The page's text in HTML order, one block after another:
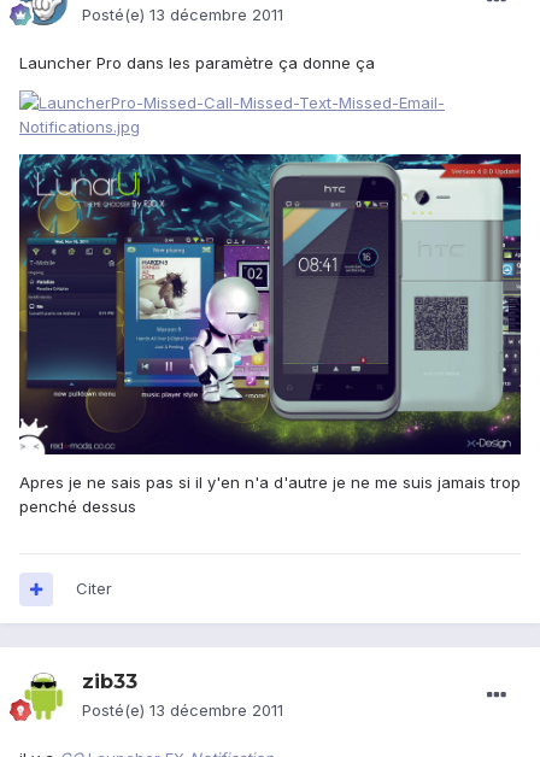
Posté(e) 13 décembre 2011
Launcher Pro dans les paramètre ça donne ça
Apres je ne sais pas si il y'en n'a d'autre je ne me suis jamais trop
penché dessus
Citer
zib33
Posté(e) 13 décembre 2011